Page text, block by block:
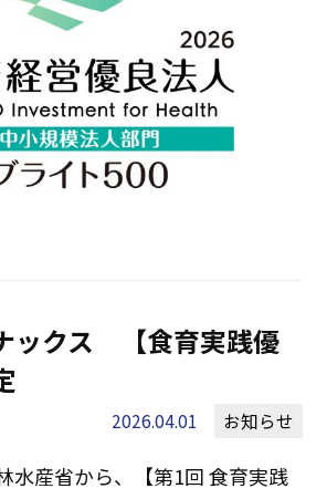
ックス 【食育実践優
2026.04.01 お知らせ
水産省から、【第1回 食育実践